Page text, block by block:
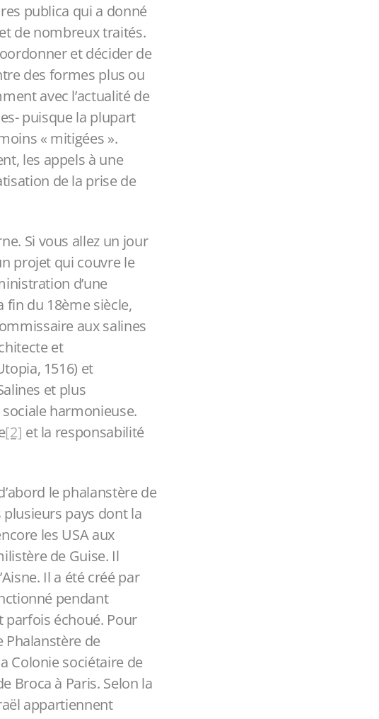
publica qui a donné
de nombreux traités.
et décider de
des formes plus ou
avec l’actualité de
puisque la plupart
« mitigées ».
les appels à une
de la prise de
Si vous allez un jour
projet qui couvre le
d’une
du 18ème siècle,
aux salines
et
1516) et
et plus
harmonieuse.
[2] et la responsabilité
le phalanstère de
pays dont la
les USA aux
de Guise. Il
Il a été créé par
pendant
parfois échoué. Pour
de
Colonie sociétaire de
Broca à Paris. Selon la
appartiennent